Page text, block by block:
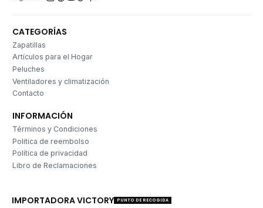
CATEGORÍAS
Zapatillas
Artículos para el Hogar
Peluches
Ventiladores y climatización
Contacto
INFORMACIÓN
Términos y Condiciones
Politica de reembolso
Política de privacidad
Libro de Reclamaciones
IMPORTADORA VICTORY PUNTO DE RECOGIDA